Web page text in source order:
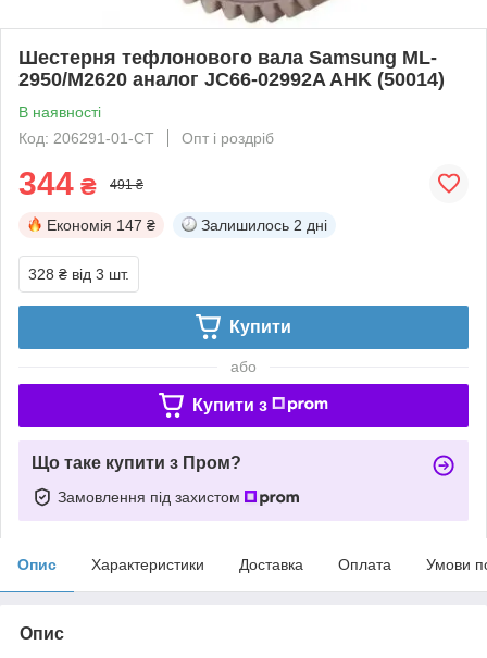
Шестерня тефлонового вала Samsung ML-
2950/M2620 аналог JC66-02992A AHK (50014)
В наявності
Код: 206291-01-СТ
Опт і роздріб
344 ₴ 491 ₴
Економія 147 ₴ Залишилось 2 дні
328 ₴ від 3 шт.
Купити
або
Купити з
Що таке купити з Пром?
Замовлення під захистом
Опис Характеристики Доставка Оплата Умови
Опис